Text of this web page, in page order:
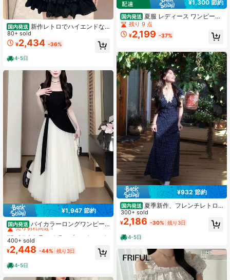
国内発送 新作レトロでハイエンドな
ニッチデザインのの黒いレースドレ
ス。 フレンチ・ヘブンスタイルの優
雅なウエストラインで、背が見えや
すく、すっきりとしたシルエットを
演出します。
80+ sold
¥2,434 -36%
4-5日
¥1,947 節約
国内発送 バイカラーロングワンピー
ス スクエアネック チュールプリーツ
着痩せ トップス＆スカート セット
透け感 ふわっと 大人カジュアル 夏
秋 通勤 デート
#3 ベストセラー
カラーブロック 女性のミディドレス
売り切れ間近！
#3 ベストセラー
売り切れ間近！
#3 ベストセラー
売り切れ間近！
#3 ベストセラー
カラーブロック 女性のミディドレス
400+ sold
¥2,448 -44% 残り3日
4-5日
¥1,300 節約
国内発送 夏服 レディース ワンピース
チェック柄 ノースリーブ ウエストベ
ルト ウエストシェイプ フレアスカー
ト レトロ風
残り 9 点
¥2,199 -37%
¥932 節約
国内発送 夏季新作、フレンチレトロ
な小衆デザイン性抜群のレースあし
らい水玉Vネックミディ丈ワンピー
ス、ウエストシェイプのAラインで細
見え効果、優しくて甘い雰囲気、デ
ート・カフェ・旅行に必須、おしゃ
れで何にでも合う、レディースミデ
ィ丈ワンピース、春夏季節向け
300+ sold
¥2,186 -30% 残り3日
4-5日